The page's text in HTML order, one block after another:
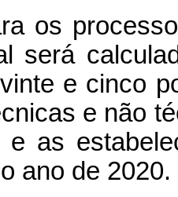
os
será
e cinco
e não
e as
ano de 2020.